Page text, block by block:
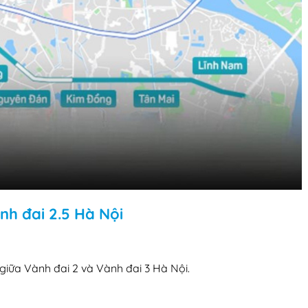
đai 2.5 Hà Nội
Vành đai 2 và Vành đai 3 Hà Nội.